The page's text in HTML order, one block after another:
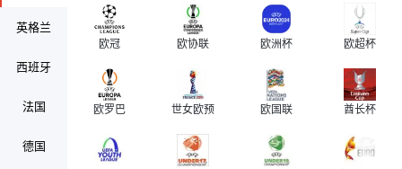
英格兰
西班牙
法国
德国
欧冠 欧协联 欧洲杯 欧超杯
欧罗巴 世女欧预 欧国联 酋长杯